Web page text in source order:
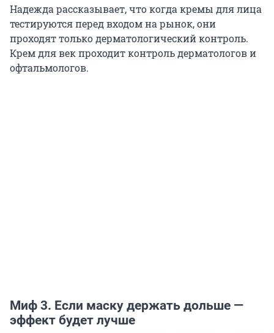
Надежда рассказывает, что когда кремы для лица
тестируются перед входом на рынок, они
проходят только дерматологический контроль.
Крем для век проходит контроль дерматологов и
офтальмологов.
Миф 3. Если маску держать дольше —
эффект будет лучше